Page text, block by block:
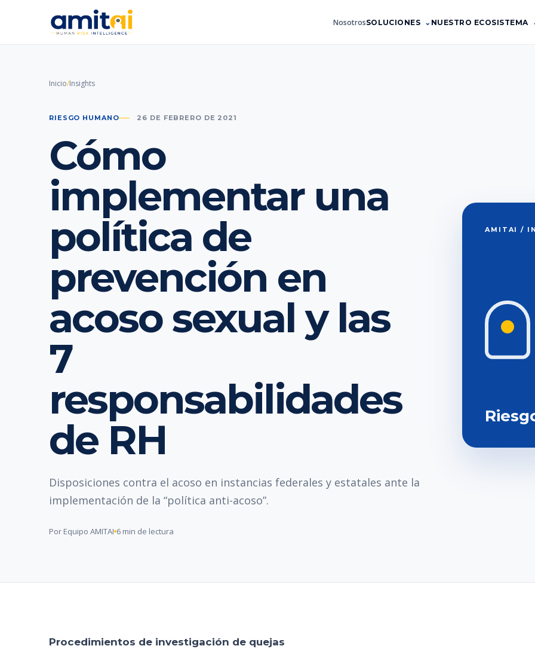
NosotrosSOLUCIONES NUESTRO ECOSISTEMA
Inicio/Insights
RIESGO HUMANO 26 DE FEBRERO DE 2021
Cómo
implementar una
política de
prevención en
acoso sexual y las
7
responsabilidades
de RH
Disposiciones contra el acoso en instancias federales y estatales ante la
implementación de la “política anti-acoso”.
Por Equipo AMITAI 6 min de lectura
AMITAI /
Procedimientos de investigación de quejas